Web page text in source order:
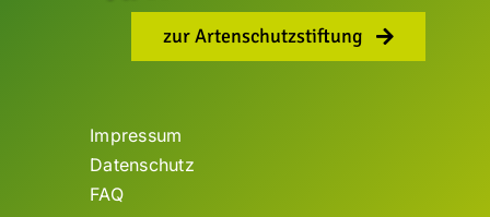
zur Artenschutzstiftung
Impressum
Datenschutz
FAQ